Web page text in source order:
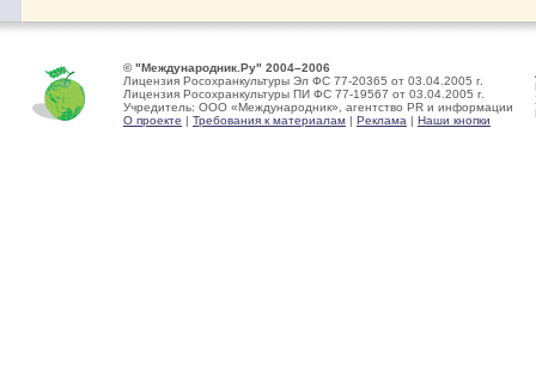
© "Международник.Ру" 2004–2006
Лицензия Росохранкультуры Эл ФС 77-20365 от 03.04.2005 г.
Лицензия Росохранкультуры ПИ ФС 77-19567 от 03.04.2005 г.
Учредитель: ООО «Международник», агентство PR и информации
О проекте | Требования к материалам | Реклама | Наши кнопки